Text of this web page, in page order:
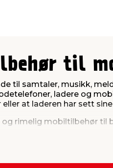
til
til samtaler, musikk,
ladere og
at laderen har sett
rimelig mobiltilbehør til